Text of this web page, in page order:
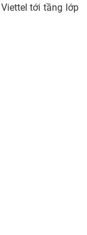
tới tầng lớp